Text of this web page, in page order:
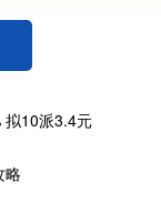
拟10派3.4元
略